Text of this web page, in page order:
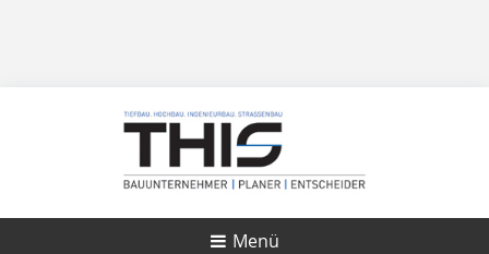
Menü